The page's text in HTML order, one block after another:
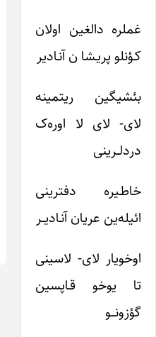
غملره دالغین اولان
کـؤنلو پریـشا ن آنـادیر
بئشیگین ریتمینه
لای- لای لا اوره‌ک
دردلــرینی
خاطـیره دفترینی
ائیله‌ین عریان آنـادیــر
اوخویار لای- لاسینی
تا یوخو قـاپسین
گؤزونـــو